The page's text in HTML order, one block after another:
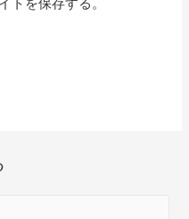
トを保存する。